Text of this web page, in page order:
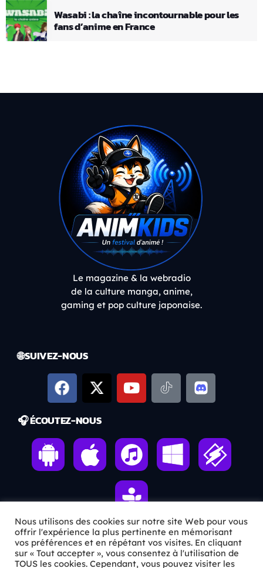
Wasabi : la chaîne incontournable pour les
fans d’anime en France
Le magazine & la webradio
de la culture manga, anime,
gaming et pop culture japonaise.
🌐 SUIVEZ-NOUS
🎧 ÉCOUTEZ-NOUS
ℹ️ INFOS PRATIQUES
Nous utilisons des cookies sur notre site Web pour vous
offrir l'expérience la plus pertinente en mémorisant
vos préférences et en répétant vos visites. En cliquant
sur « Tout accepter », vous consentez à l'utilisation de
TOUS les cookies. Cependant, vous pouvez visiter les